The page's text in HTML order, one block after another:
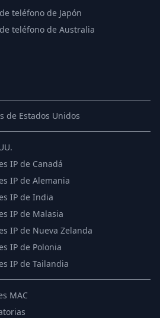
teléfono de Japón
teléfono de Australia
de Estados Unidos
IP de Canadá
IP de Alemania
IP de India
IP de Malasia
IP de Nueva Zelanda
IP de Polonia
IP de Tailandia
MAC